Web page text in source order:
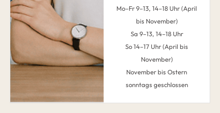
Mo–Fr 9–13, 14–18 Uhr (April
bis November)
Sa 9–13, 14–18 Uhr
So 14–17 Uhr (April bis
November)
November bis Ostern
sonntags geschlossen